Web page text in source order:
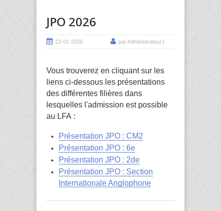
JPO 2026
22-01-2026 par Administrateur1
Vous trouverez en cliquant sur les
liens ci-dessous les présentations
des différentes filières dans
lesquelles l'admission est possible
au LFA :
Présentation JPO : CM2
Présentation JPO : 6e
Présentation JPO : 2de
Présentation JPO : Section
Internationale Anglophone